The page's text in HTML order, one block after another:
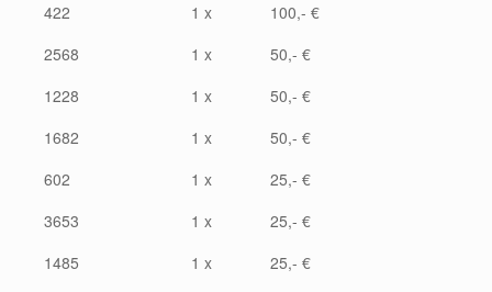
422
1 x
100,- €
2568
1 x
50,- €
1228
1 x
50,- €
1682
1 x
50,- €
602
1 x
25,- €
3653
1 x
25,- €
1485
1 x
25,- €